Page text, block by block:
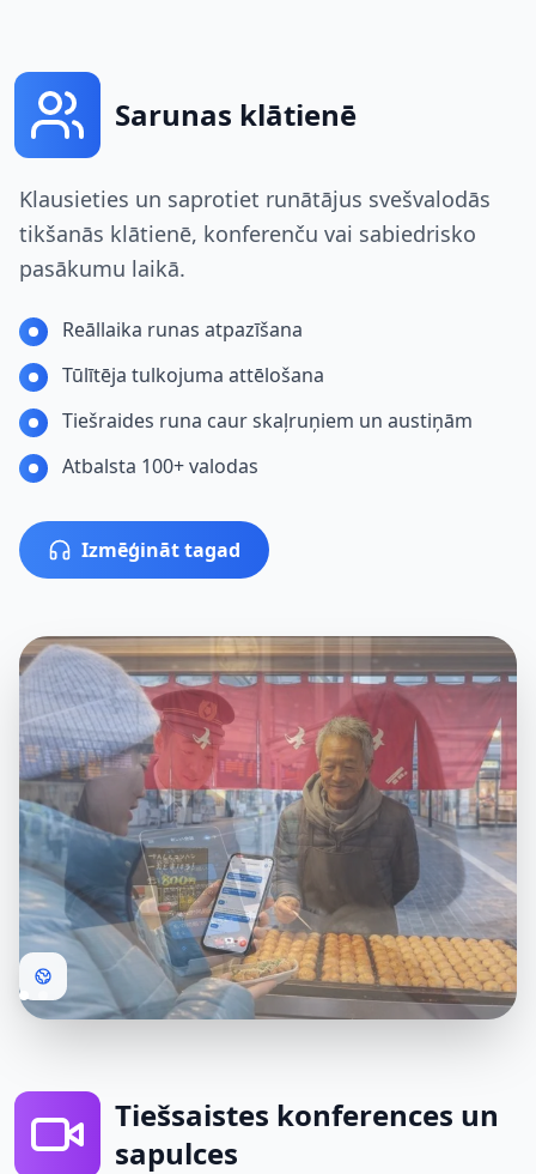
Sarunas klātienē
Klausieties un saprotiet runātājus svešvalodās
tikšanās klātienē, konferenču vai sabiedrisko
pasākumu laikā.
Reāllaika runas atpazīšana
Tūlītēja tulkojuma attēlošana
Tiešraides runa caur skaļruņiem un austiņām
Atbalsta 100+ valodas
Izmēģināt tagad
Tiešsaistes konferences un
sapulces